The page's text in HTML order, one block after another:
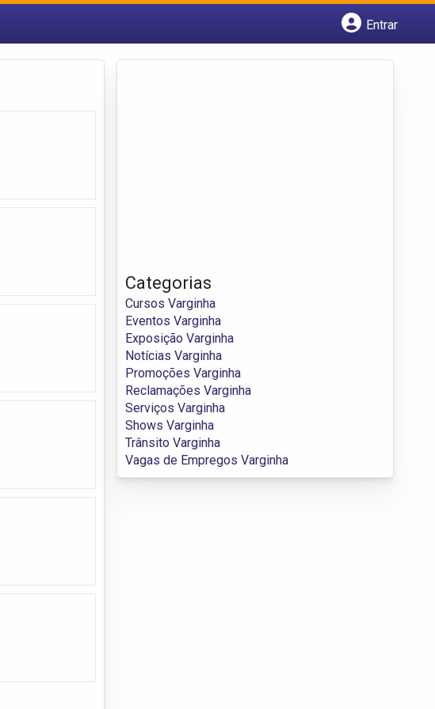
Entrar
Categorias
Cursos Varginha
Eventos Varginha
Exposição Varginha
Notícias Varginha
Promoções Varginha
Reclamações Varginha
Serviços Varginha
Shows Varginha
Trânsito Varginha
Vagas de Empregos Varginha